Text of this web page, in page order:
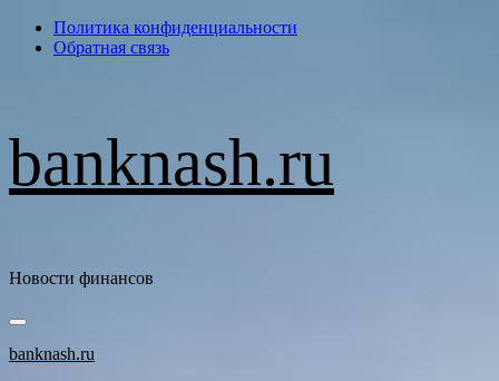
ПерейтиПолитика конфиденциальности
Обратная связь
banknash.ru
Новости финансов
Основное
меню
banknash.ru